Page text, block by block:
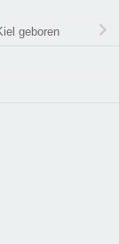
geboren